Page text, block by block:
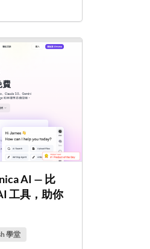
AI — 比
工具，助你
學堂